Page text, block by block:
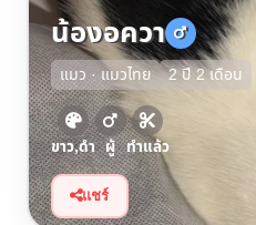
น้องอควา
แมว · แมวไทย 2 ปี 2 เดือน
ขาว,ดำ ผู้ ทำแล้ว
แชร์